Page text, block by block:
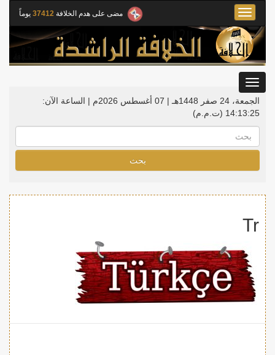
مضى على هدم الخلافة 37412 يوماً
Toggle
navigation
الجمعة، 24 صفر 1448هـ | 07 أغسطس 2026م |
الساعة الآن:
14:13:25 (ت.م.م)
بحث
Tr